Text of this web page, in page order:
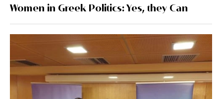
Women in Greek Politics: Yes, they Can